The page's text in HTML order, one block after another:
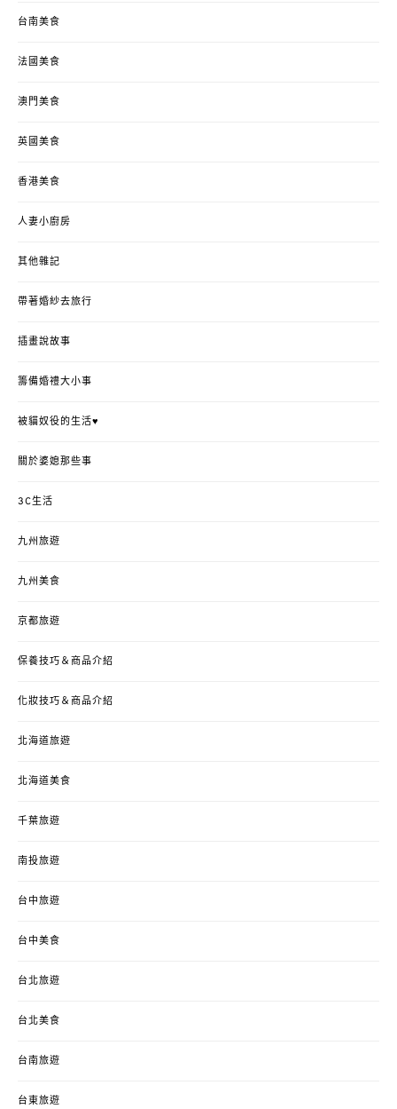
台南美食
法國美食
澳門美食
英國美食
香港美食
人妻小廚房
其他雜記
帶著婚紗去旅行
插畫說故事
籌備婚禮大小事
被貓奴役的生活♥
關於婆媳那些事
3C生活
九州旅遊
九州美食
京都旅遊
保養技巧＆商品介紹
化妝技巧＆商品介紹
北海道旅遊
北海道美食
千葉旅遊
南投旅遊
台中旅遊
台中美食
台北旅遊
台北美食
台南旅遊
台東旅遊